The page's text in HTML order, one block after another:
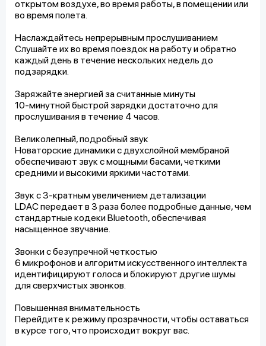
открытом воздухе, во время работы, в помещении или
во время полета.
Наслаждайтесь непрерывным прослушиванием
Слушайте их во время поездок на работу и обратно
каждый день в течение нескольких недель до
подзарядки.
Заряжайте энергией за считанные минуты
10-минутной быстрой зарядки достаточно для
прослушивания в течение 4 часов.
Великолепный, подробный звук
Новаторские динамики с двухслойной мембраной
обеспечивают звук с мощными басами, четкими
средними и высокими яркими частотами.
Звук с 3-кратным увеличением детализации
LDAC передает в 3 раза более подробные данные, чем
стандартные кодеки Bluetooth, обеспечивая
насыщенное звучание.
Звонки с безупречной четкостью
6 микрофонов и алгоритм искусственного интеллекта
идентифицируют голоса и блокируют другие шумы
для сверхчистых звонков.
Повышенная внимательность
Перейдите к режиму прозрачности, чтобы оставаться
в курсе того, что происходит вокруг вас.